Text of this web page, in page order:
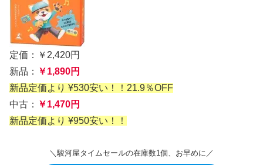
定価：￥2,420円
新品：
￥1,890円
新品定価より ¥530安い！！21.9％OFF
中古：
￥1,470円
新品定価より ¥950安い！！
＼駿河屋タイムセールの在庫数1個、お早めに／